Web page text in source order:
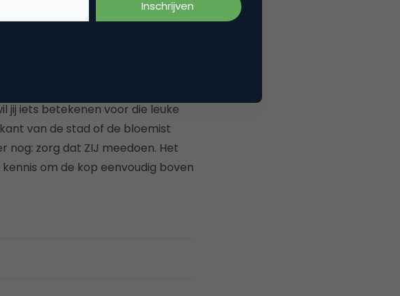
aan de webinar is geheel
helpen! Door juist de kennis te
we allemaal een klein beetje
jij iets betekenen voor die leuke
van de stad of de bloemist
nog: zorg dat ZIJ meedoen. Het
om de kop eenvoudig boven